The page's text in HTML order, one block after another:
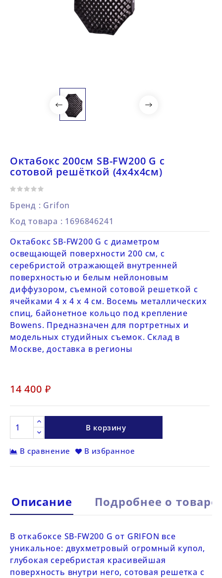
Октабокс 200см SB-FW200 G с
сотовой решёткой (4х4х4см)
Бренд : Grifon
Код товара : 1696846241
Октабокс SB-FW200 G с диаметром
освещающей поверхности 200 см, с
серебристой отражающей внутренней
поверхностью и белым нейлоновым
диффузором, съемной сотовой решеткой с
ячейками 4 х 4 х 4 см. Восемь металлических
спиц, байонетное кольцо под крепление
Bowens. Предназначен для портретных и
модельных студийных съемок. Склад в
Москве, доставка в регионы
14 400 ₽
В корзину
В сравнение В избранное
Описание Подробнее о товаре
В откабоксе SB-FW200 G от GRIFON все
уникальное: двухметровый огромный купол,
глубокая серебристая красивейшая
поверхность внутри него, сотовая решетка с